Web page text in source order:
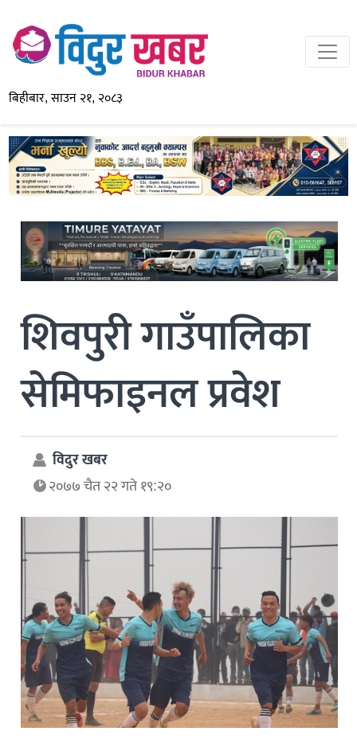
बिहीबार, साउन २१, २०८३
शिवपुरी गाउँपालिका
सेमिफाइनल प्रवेश
विदुर खबर
२०७७ चैत २२ गते १९:२०